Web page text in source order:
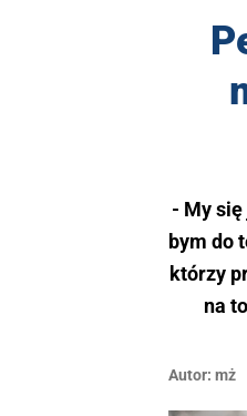
- My
bym do
którzy
na
Autor: mż